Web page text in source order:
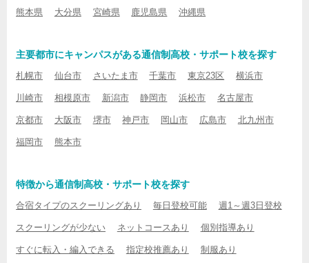
熊本県 大分県 宮崎県 鹿児島県 沖縄県
主要都市にキャンパスがある通信制高校・サポート校を探す
札幌市 仙台市 さいたま市 千葉市 東京23区 横浜市
川崎市 相模原市 新潟市 静岡市 浜松市 名古屋市
京都市 大阪市 堺市 神戸市 岡山市 広島市 北九州市
福岡市 熊本市
特徴から通信制高校・サポート校を探す
合宿タイプのスクーリングあり 毎日登校可能 週1～週3日登校
スクーリングが少ない ネットコースあり 個別指導あり
すぐに転入・編入できる 指定校推薦あり 制服あり